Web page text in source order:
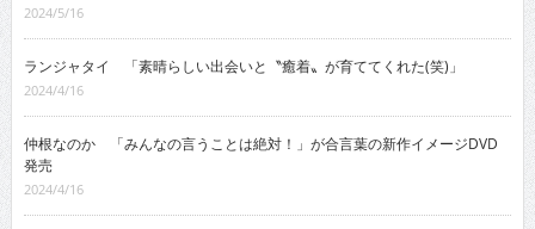
2024/5/16
ランジャタイ 「素晴らしい出会いと〝癒着〟が育ててくれた(笑)」
2024/4/16
仲根なのか 「みんなの言うことは絶対！」が合言葉の新作イメージDVD
発売
2024/4/16